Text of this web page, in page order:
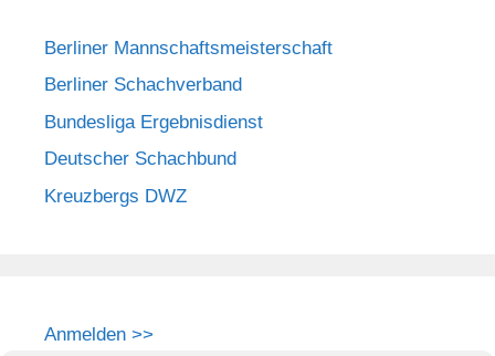
Berliner Mannschaftsmeisterschaft
Berliner Schachverband
Bundesliga Ergebnisdienst
Deutscher Schachbund
Kreuzbergs DWZ
Anmelden >>